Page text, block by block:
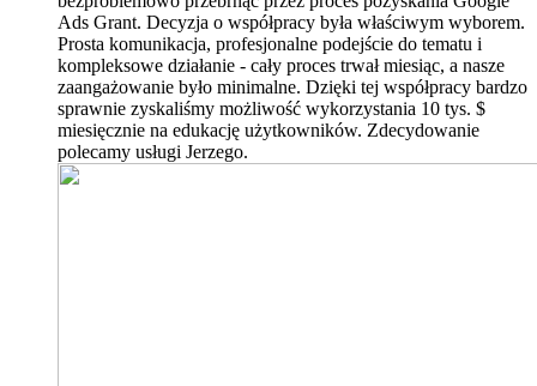
Ads Grant. Decyzja o współpracy była właściwym wyborem.
Prosta komunikacja, profesjonalne podejście do tematu i
kompleksowe działanie - cały proces trwał miesiąc, a nasze
zaangażowanie było minimalne. Dzięki tej współpracy bardzo
sprawnie zyskaliśmy możliwość wykorzystania 10 tys. $
miesięcznie na edukację użytkowników. Zdecydowanie
polecamy usługi Jerzego.